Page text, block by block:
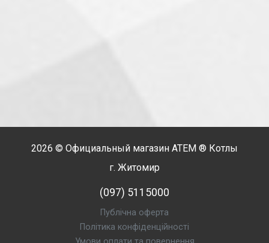
2026 © Официальный магазин АТЕМ ® Котлы
г. Житомир
(097) 5115000
Публічна оферта
Політика конфіденційності